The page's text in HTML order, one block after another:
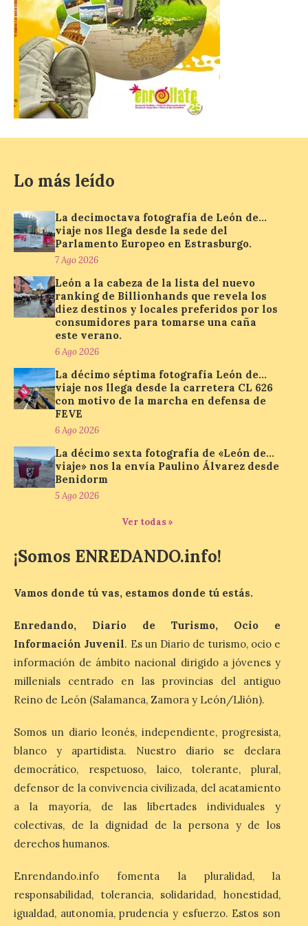
para consumir productos culturales como
[…]
El Gobierno de España
lanza un visor web para
localizar y disfrutar del
eclipse solar del 12 de
posición exacta del Sol y
así localizar el lugar ideal
para observar el eclipse
solar del 12 de agosto de 2026 sin
obstáculos. El visor es una herramienta a
la […]
Paradores renueva su
compromiso con La Vuelta
como patrocinador oficial
7 Ago 2026
volverá a estar presente
en la zona de descanso
junto al control de firmas
y, como novedad, en el
Leaders Lounge, dos espacios exclusivos
para los ciclistas. El recorrido de La
Última llamada: Eclipse
Dónde alojarse y a qué
precio
7 Ago 2026
León es la provincia más
económica (116€/noche),
pero también una de las
más agotadas: solo un 4%
Zamora, Palencia y Álava son las
provincias con menos margen: apenas un
1% de los alojamientos siguen libres para
esas […]
El eclipse genera un boom
de reservas hoteleras y
precios desorbitados,
7 Ago 2026
Lo más leído
La decimoctava fotografía de León de…
viaje nos llega desde la sede del
Parlamento Europeo en Estrasburgo.
7 Ago 2026
León a la cabeza de la lista del nuevo
ranking de Billionhands que revela los
diez destinos y locales preferidos por los
consumidores para tomarse una caña
este verano.
6 Ago 2026
La décimo séptima fotografía León de…
viaje nos llega desde la carretera CL 626
con motivo de la marcha en defensa de
FEVE
6 Ago 2026
La décimo sexta fotografía de «León de…
viaje» nos la envía Paulino Álvarez desde
Benidorm
5 Ago 2026
Ver todas »
¡Somos ENREDANDO.info!
Vamos donde tú vas, estamos donde tú estás.
Enredando, Diario de Turismo, Ocio e
Información Juvenil. Es un Diario de turismo, ocio e
información de ámbito nacional dirigido a jóvenes y
millenials centrado en las provincias del antiguo
Reino de León (Salamanca, Zamora y León/Llión).
Somos un diario leonés, independiente, progresista,
blanco y apartidista. Nuestro diario se declara
democrático, respetuoso, laico, tolerante, plural,
defensor de la convivencia civilizada, del acatamiento
a la mayoría, de las libertades individuales y
colectivas, de la dignidad de la persona y de los
derechos humanos.
Enrendando.info fomenta la pluralidad, la
responsabilidad, tolerancia, solidaridad, honestidad,
igualdad, autonomía, prudencia y esfuerzo. Estos son